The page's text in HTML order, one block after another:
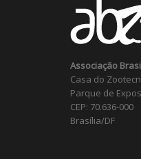
Associação
Casa do
Parque de
CEP: 70.636-000
Brasília/DF